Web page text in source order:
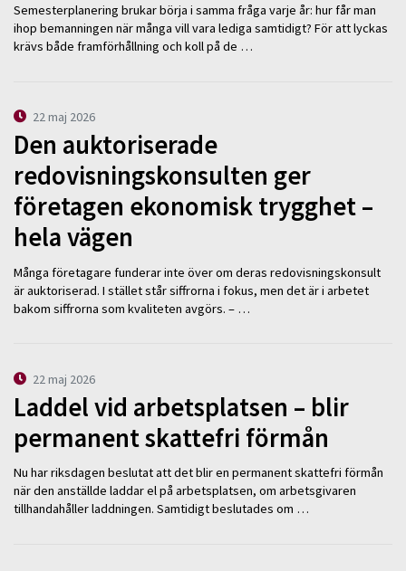
Semesterplanering brukar börja i samma fråga varje år: hur får man
ihop bemanningen när många vill vara lediga samtidigt? För att lyckas
krävs både framförhållning och koll på de …
22 maj 2026
Den auktoriserade
redovisningskonsulten ger
företagen ekonomisk trygghet –
hela vägen
Många företagare funderar inte över om deras redovisningskonsult
är auktoriserad. I stället står siffrorna i fokus, men det är i arbetet
bakom siffrorna som kvaliteten avgörs. – …
22 maj 2026
Laddel vid arbetsplatsen – blir
permanent skattefri förmån
Nu har riksdagen beslutat att det blir en permanent skattefri förmån
när den anställde laddar el på arbetsplatsen, om arbetsgivaren
tillhandahåller laddningen. Samtidigt beslutades om …